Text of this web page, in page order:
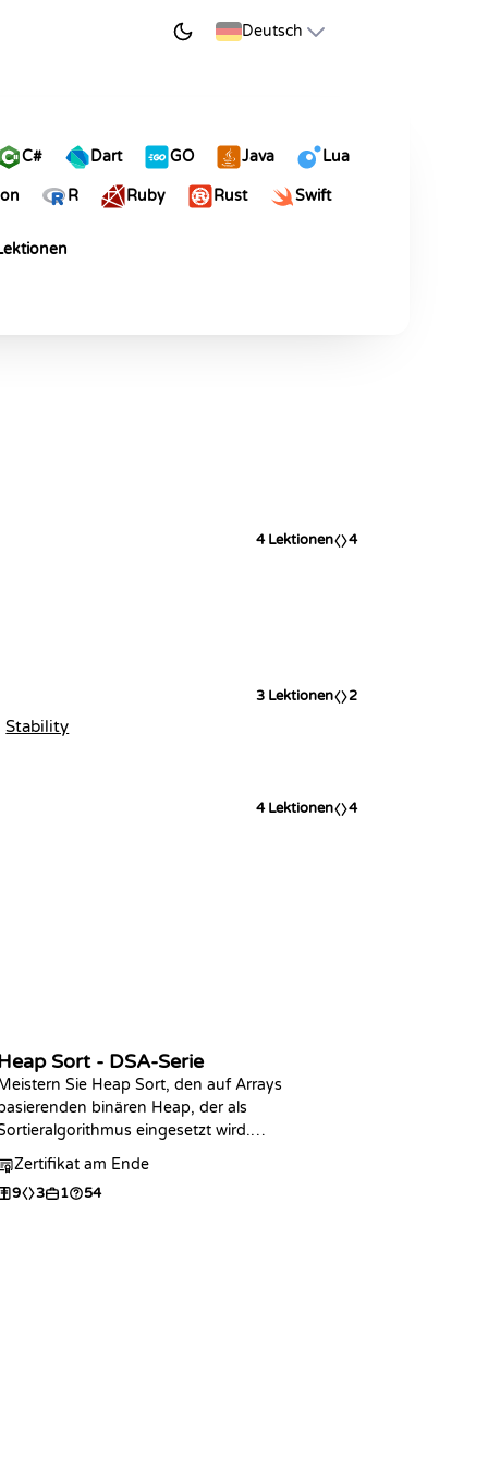
Deutsch
C# Dart GO Java Lua
R Ruby Rust Swift
4 Lektionen 4
3 Lektionen 2
Stability
4 Lektionen 4
Sort - DSA-Serie
Sie Heap Sort, den auf Arrays
binären Heap, der als
eingesetzt wird.
Sie den Sift-Down-Schritt,
Sie den vollständigen Algorithmus in
Programmiersprache Ihrer Wahl, analysieren
Zertifikat am Ende
9 3 1 54